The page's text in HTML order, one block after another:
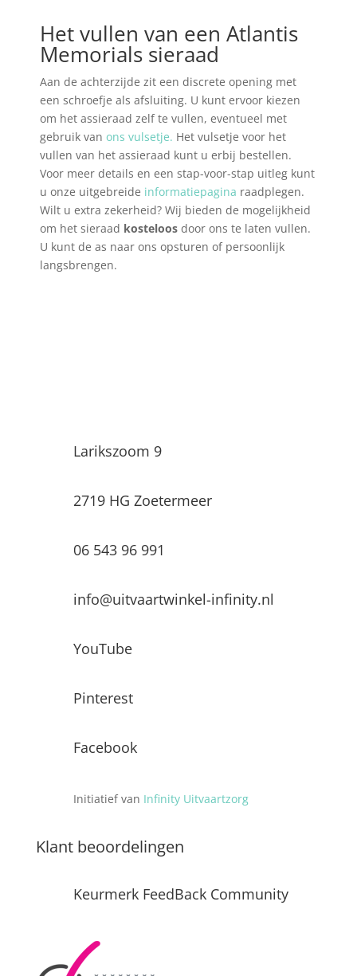
Het vullen van een Atlantis
Memorials sieraad
Aan de achterzijde zit een discrete opening met
een schroefje als afsluiting. U kunt ervoor kiezen
om het assieraad zelf te vullen, eventueel met
gebruik van ons vulsetje. Het vulsetje voor het
vullen van het assieraad kunt u erbij bestellen.
Voor meer details en een stap-voor-stap uitleg kunt
u onze uitgebreide informatiepagina raadplegen.
Wilt u extra zekerheid? Wij bieden de mogelijkheid
om het sieraad kosteloosdoor ons te laten vullen.
U kunt de as naar ons opsturen of persoonlijk
langsbrengen.
Larikszoom 9
2719 HG Zoetermeer
06 543 96 991
info@uitvaartwinkel-infinity.nl
YouTube
Pinterest
Facebook
Initiatief van Infinity Uitvaartzorg
Klant beoordelingen
Keurmerk FeedBack Community